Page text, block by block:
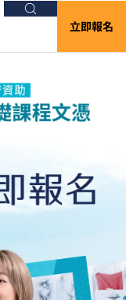
搜尋
立即報名